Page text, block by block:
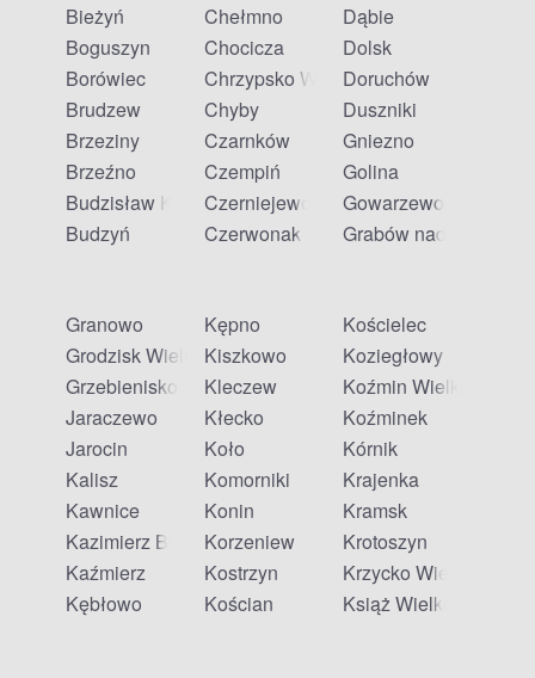
Bieżyń
Boguszyn
Borówiec
Brudzew
Brzeziny
Brzeźno
Budzisław Kościelny
Budzyń
Chełmno
Chocicza
Chrzypsko Wielkie
Chyby
Czarnków
Czempiń
Czerniejewo
Czerwonak
Dąbie
Dolsk
Doruchów
Duszniki
Gniezno
Golina
Gowarzewo
Grabów nad Prosną
Granowo
Grodzisk Wielkopolski
Grzebienisko
Jaraczewo
Jarocin
Kalisz
Kawnice
Kazimierz Biskupi
Kaźmierz
Kębłowo
Kępno
Kiszkowo
Kleczew
Kłecko
Koło
Komorniki
Konin
Korzeniew
Kostrzyn
Kościan
Kościelec
Koziegłowy
Koźmin Wielkopolski
Koźminek
Kórnik
Krajenka
Kramsk
Krotoszyn
Krzycko Wielkie
Książ Wielkopolski